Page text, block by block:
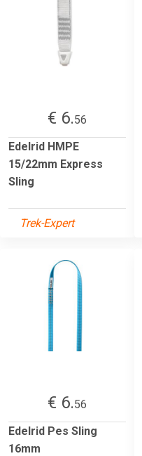
€ 6.56
Edelrid HMPE
15/22mm Express
Sling
Trek-Expert
€ 6.56
Edelrid Pes Sling
16mm